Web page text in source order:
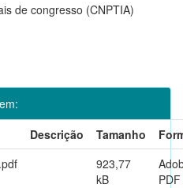
de congresso (CNPTIA)
Descrição Tamanho
923,77
kB
PDF